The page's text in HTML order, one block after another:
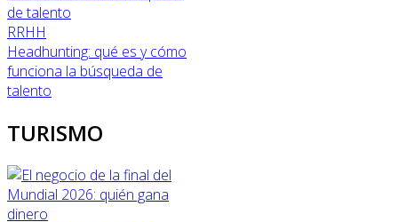
RRHH
Headhunting: qué es y cómo
funciona la búsqueda de
talento
TURISMO